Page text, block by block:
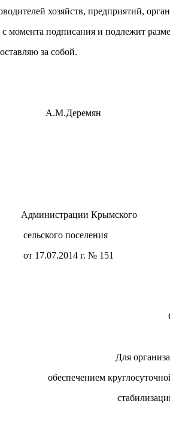
хозяйств, предприятий,
момента подписания и подлежит
за собой.
№ 151
Для
обеспечением